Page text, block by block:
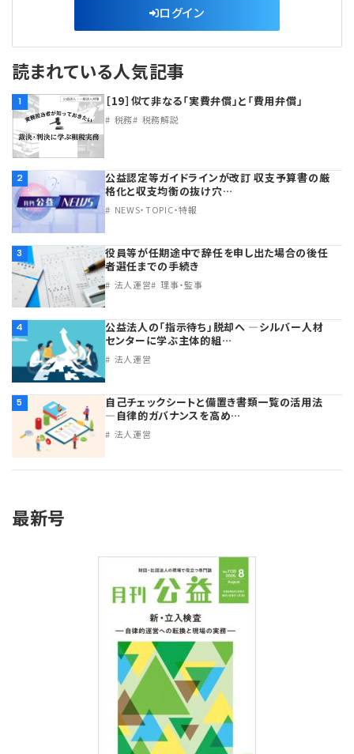
ログイン
読まれている人気記事
1 ［19］似て非なる「実費弁償」と「費用弁償」
税務 税務解説
2
公益認定等ガイドラインが改訂 収支予算書の厳
格化と収支均衡の抜け穴…
NEWS・TOPIC・特報
3
役員等が任期途中で辞任を申し出た場合の後任
者選任までの手続き
法人運営 理事・監事
4
公益法人の「指示待ち」脱却へ ―シルバー人材
センターに学ぶ主体的組…
法人運営
5
自己チェックシートと備置き書類一覧の活用法
―自律的ガバナンスを高め…
法人運営
最新号